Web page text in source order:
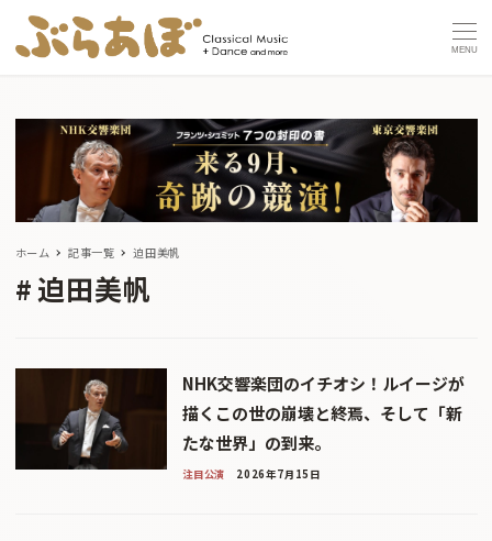
MENU
ホーム 記事一覧 迫田美帆
迫田美帆
NHK交響楽団のイチオシ！ルイージが
描くこの世の崩壊と終焉、そして「新
たな世界」の到来。
注目公演 2026年7月15日